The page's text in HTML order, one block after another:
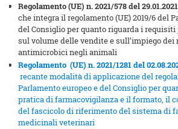
Regolamento (UE) n. 2021/578 del 29.01.2021
che integra il regolamento (UE) 2019/6 del
del Consiglio per quanto riguarda i
sul volume delle vendite e sull’impiego
antimicrobici negli animali
Regolamento (UE) n. 2021/1281 del
recante modalità di applicazione del
Parlamento europeo e del Consiglio per
pratica di farmacovigilanza e il formato, il
del fascicolo di riferimento del sistema di
medicinali veterinari